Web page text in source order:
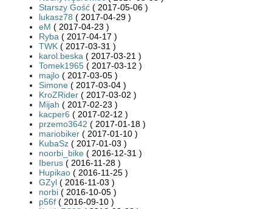
Starszy Gość ( 2017-05-06 )
lukasz78 ( 2017-04-29 )
eM ( 2017-04-23 )
Ryba ( 2017-04-17 )
TWK ( 2017-03-31 )
karol.beska ( 2017-03-21 )
Tomek1965 ( 2017-03-12 )
majlo ( 2017-03-05 )
Simone ( 2017-03-04 )
KroZRider ( 2017-03-02 )
Mijah ( 2017-02-23 )
kacper6 ( 2017-02-12 )
przemo3642 ( 2017-01-18 )
mariobiker ( 2017-01-10 )
KubaSz ( 2017-01-03 )
noorbi_bike ( 2016-12-31 )
Iberus ( 2016-11-28 )
Hupikao ( 2016-11-25 )
GZyl ( 2016-11-03 )
norbi ( 2016-10-05 )
p56f ( 2016-09-10 )